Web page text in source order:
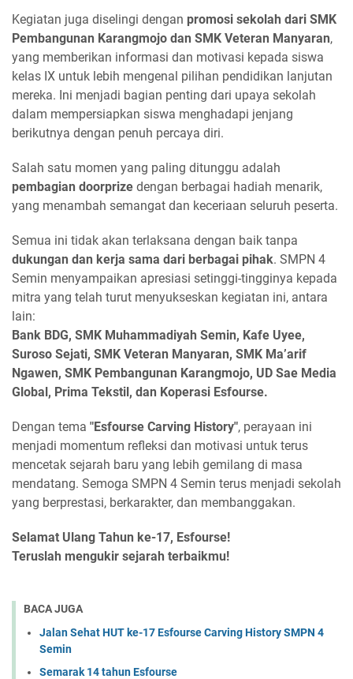
Kegiatan juga diselingi dengan promosi sekolah dari SMK
Pembangunan Karangmojo dan SMK Veteran Manyaran,
yang memberikan informasi dan motivasi kepada siswa
kelas IX untuk lebih mengenal pilihan pendidikan lanjutan
mereka. Ini menjadi bagian penting dari upaya sekolah
dalam mempersiapkan siswa menghadapi jenjang
berikutnya dengan penuh percaya diri.
Salah satu momen yang paling ditunggu adalah
pembagian doorprize dengan berbagai hadiah menarik,
yang menambah semangat dan keceriaan seluruh peserta.
Semua ini tidak akan terlaksana dengan baik tanpa
dukungan dan kerja sama dari berbagai pihak. SMPN 4
Semin menyampaikan apresiasi setinggi-tingginya kepada
mitra yang telah turut menyukseskan kegiatan ini, antara
lain:
Bank BDG, SMK Muhammadiyah Semin, Kafe Uyee,
Suroso Sejati, SMK Veteran Manyaran, SMK Ma’arif
Ngawen, SMK Pembangunan Karangmojo, UD Sae Media
Global, Prima Tekstil, dan Koperasi Esfourse.
Dengan tema "Esfourse Carving History", perayaan ini
menjadi momentum refleksi dan motivasi untuk terus
mencetak sejarah baru yang lebih gemilang di masa
mendatang. Semoga SMPN 4 Semin terus menjadi sekolah
yang berprestasi, berkarakter, dan membanggakan.
Selamat Ulang Tahun ke-17, Esfourse!
Teruslah mengukir sejarah terbaikmu!
BACA JUGA
Jalan Sehat HUT ke-17 Esfourse Carving History SMPN 4
Semin
Semarak 14 tahun Esfourse